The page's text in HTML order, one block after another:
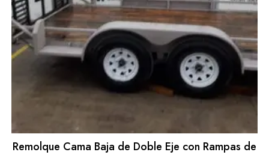
Remolque Cama Baja de Doble Eje con Rampas de